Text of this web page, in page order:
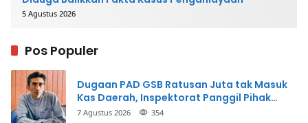
5 Agustus 2026
Pos Populer
Dugaan PAD GSB Ratusan Juta tak Masuk
Kas Daerah, Inspektorat Panggil Pihak
Terkait
7 Agustus 2026 354